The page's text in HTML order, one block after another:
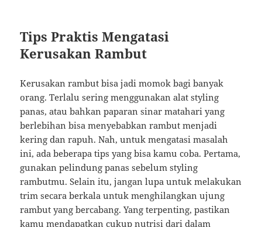
Tips Praktis Mengatasi
Kerusakan Rambut
Kerusakan rambut bisa jadi momok bagi banyak
orang. Terlalu sering menggunakan alat styling
panas, atau bahkan paparan sinar matahari yang
berlebihan bisa menyebabkan rambut menjadi
kering dan rapuh. Nah, untuk mengatasi masalah
ini, ada beberapa tips yang bisa kamu coba. Pertama,
gunakan pelindung panas sebelum styling
rambutmu. Selain itu, jangan lupa untuk melakukan
trim secara berkala untuk menghilangkan ujung
rambut yang bercabang. Yang terpenting, pastikan
kamu mendapatkan cukup nutrisi dari dalam